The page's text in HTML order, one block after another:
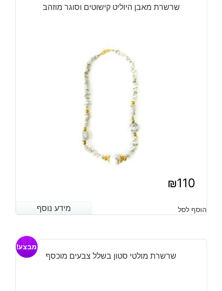
שרשרת מאבן היוליט קישוטים וסוגר מוזהב
₪110
מידע נוסף הוסף לסל מידע נוסף
שרשרת מולטי סטון בשלל צבעים מוכסף
מבצע!